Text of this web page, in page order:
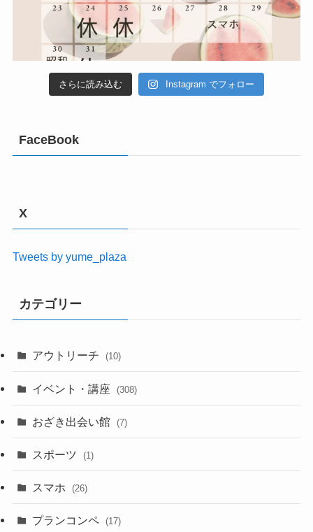
さらに読み込む Instagram でフォロー
FaceBook
X
Tweets by yume_plaza
カテゴリー
アウトリーチ (10)
イベント・講座 (308)
おざき出会い館 (7)
スポーツ (1)
スマホ (26)
プランコンペ (17)